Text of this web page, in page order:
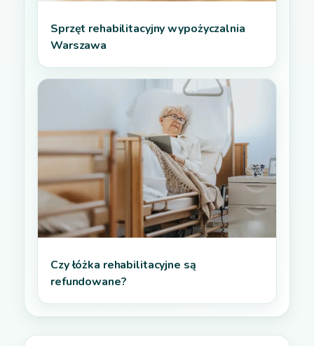
Sprzęt rehabilitacyjny wypożyczalnia
Warszawa
Czy łóżka rehabilitacyjne są
refundowane?